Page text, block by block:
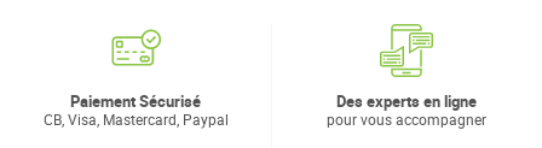
Paiement Sécurisé
CB, Visa, Mastercard, Paypal
Des experts en ligne
pour vous accompagner